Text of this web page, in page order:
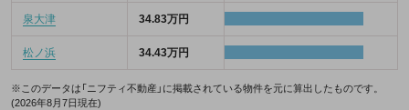
泉大津 34.83万円
松ノ浜 34.43万円
※このデータは「ニフティ不動産」に掲載されている物件を元に算出したものです。
(2026年8月7日現在)